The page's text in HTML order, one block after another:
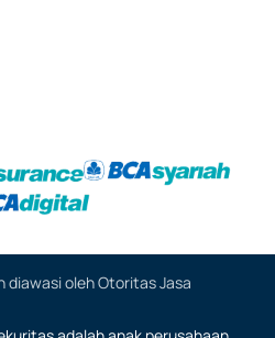
diawasi oleh Otoritas Jasa